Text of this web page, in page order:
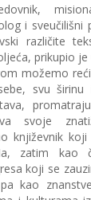
i
različite
prikupio je
možemo
svu širinu
svoje
književnik
zatim kao
koji se
kao